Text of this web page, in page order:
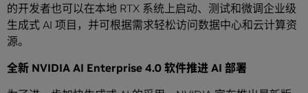
的开发者也可以在本地 RTX 系统上启动、测试和微调企业级
生成式 AI 项目，并可根据需求轻松访问数据中心和云计算资
源。
全新 NVIDIA AI Enterprise 4.0 软件推进 AI 部署